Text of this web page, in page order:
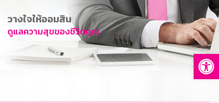
การพัฒนาที่ยั่งยืน
ข่าวสาร
บริการทางการเงิน
อื่นๆ
วางใจให้ออมสิน
ดูแลความสุขของชีวิตคุณ